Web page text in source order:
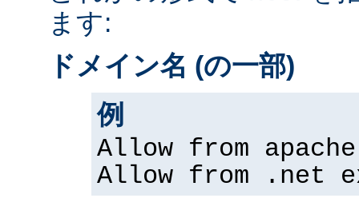
ます:
ドメイン名 (の一部)
例
Allow from
Allow from .net